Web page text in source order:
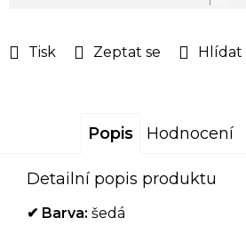
Tisk Zeptat se Hlídat
Popis Hodnocení
Detailní popis produktu
✔ Barva: šedá